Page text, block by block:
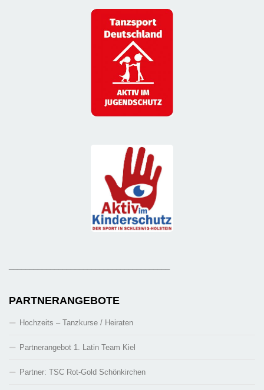
PARTNERANGEBOTE
Hochzeits – Tanzkurse / Heiraten
Partnerangebot 1. Latin Team Kiel
Partner: TSC Rot-Gold Schönkirchen